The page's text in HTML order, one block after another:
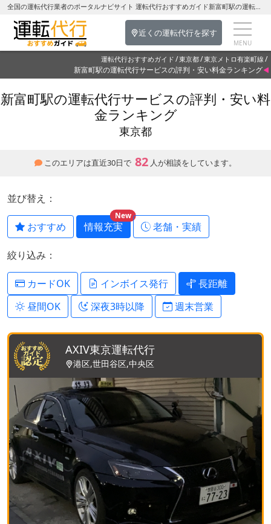
全国の運転代行業者のポータルナビサイト 運転代行おすすめガイド新富町駅の運転代行を探す-東京都の運転代行
近くの運転代行を探す
運転代行おすすめガイド 東京都 東京メトロ有楽町線
新富町駅の運転代行サービスの評判・安い料金ランキング
新富町駅の運転代行サービスの評判・安い料
金ランキング
東京都
このエリアは直近30日で 82 人が相談をしています。
並び替え：
おすすめ 情報充実
New
老舗・実績
絞り込み：
カードOK インボイス発行
長距離
昼間OK
深夜3時以降 週末営業
AXIV東京運転代行
港区,世田谷区,中央区